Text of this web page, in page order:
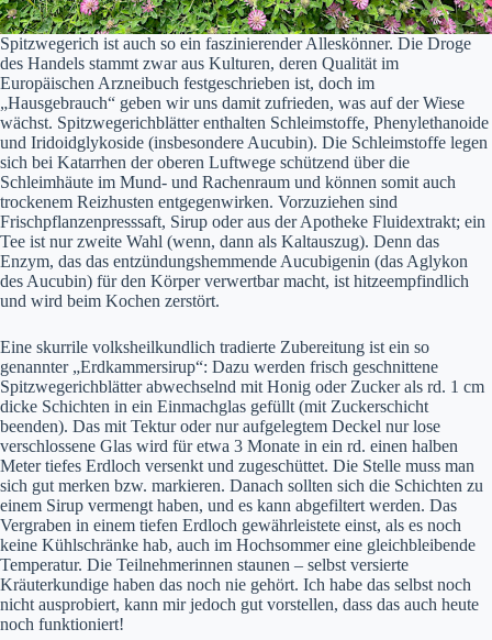
Spitzwegerich ist auch so ein faszinierender Alleskönner. Die Droge
des Handels stammt zwar aus Kulturen, deren Qualität im
Europäischen Arzneibuch festgeschrieben ist, doch im
„Hausgebrauch“ geben wir uns damit zufrieden, was auf der Wiese
wächst. Spitzwegerichblätter enthalten Schleimstoffe, Phenylethanoide
und Iridoidglykoside (insbesondere Aucubin). Die Schleimstoffe legen
sich bei Katarrhen der oberen Luftwege schützend über die
Schleimhäute im Mund- und Rachenraum und können somit auch
trockenem Reizhusten entgegenwirken. Vorzuziehen sind
Frischpflanzenpresssaft, Sirup oder aus der Apotheke Fluidextrakt; ein
Tee ist nur zweite Wahl (wenn, dann als Kaltauszug). Denn das
Enzym, das das entzündungshemmende Aucubigenin (das Aglykon
des Aucubin) für den Körper verwertbar macht, ist hitzeempfindlich
und wird beim Kochen zerstört.
Eine skurrile volksheilkundlich tradierte Zubereitung ist ein so
genannter „Erdkammersirup“: Dazu werden frisch geschnittene
Spitzwegerichblätter abwechselnd mit Honig oder Zucker als rd. 1 cm
dicke Schichten in ein Einmachglas gefüllt (mit Zuckerschicht
beenden). Das mit Tektur oder nur aufgelegtem Deckel nur lose
verschlossene Glas wird für etwa 3 Monate in ein rd. einen halben
Meter tiefes Erdloch versenkt und zugeschüttet. Die Stelle muss man
sich gut merken bzw. markieren. Danach sollten sich die Schichten zu
einem Sirup vermengt haben, und es kann abgefiltert werden. Das
Vergraben in einem tiefen Erdloch gewährleistete einst, als es noch
keine Kühlschränke hab, auch im Hochsommer eine gleichbleibende
Temperatur. Die Teilnehmerinnen staunen – selbst versierte
Kräuterkundige haben das noch nie gehört. Ich habe das selbst noch
nicht ausprobiert, kann mir jedoch gut vorstellen, dass das auch heute
noch funktioniert!